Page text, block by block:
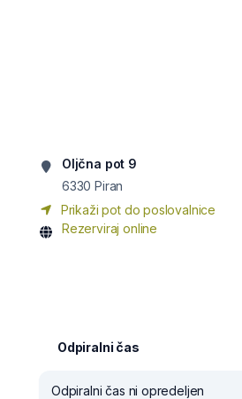
Oljčna pot 9
6330 Piran
Prikaži pot do poslovalnice
Rezerviraj online
Odpiralni čas
Odpiralni čas ni opredeljen